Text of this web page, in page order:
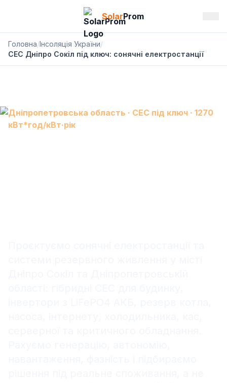
SolarProm
Головна/Інсоляція України/
СЕС Дніпро Сокіл під ключ: сонячні електростанції
Дніпропетровська область · СЕС під ключ · 1270
кВт*год/кВт·рік